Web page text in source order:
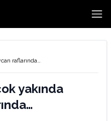
raflarında…
yakında